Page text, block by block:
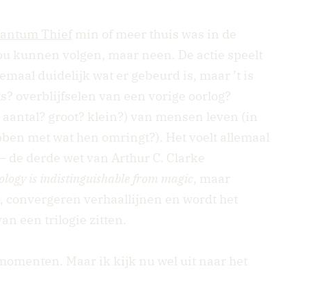
Thiefmin of meer thuis was in de
kunnen volgen, maar neen. De actie speelt
duidelijk wat er gebeurd is, maar ’t is
overblijfselen van een vorige oorlog?
groot? klein?) van mensen leven (in
met wat hen omringt?). Het voelt allemaal
de derde wet van Arthur C. Clarke
is indistinguishable from magic, maar
verhaallijnen en wordt het
een trilogie zitten.
Maar ik kijk nu wel uit naar het